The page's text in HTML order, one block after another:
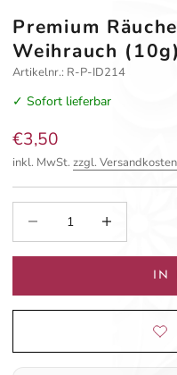
Premium
Weihrauch (10g)
Artikelnr.: R-P-ID214
✓ Sofort lieferbar
Angebot
€3,50
inkl. MwSt.zzgl. Versandkosten
IN